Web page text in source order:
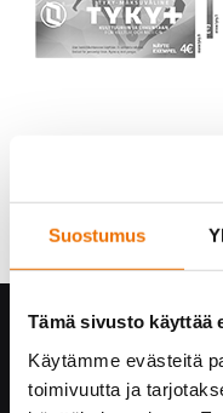
Suostumus
Tämä sivusto käyttää
Käytämme evästeitä
toimivuutta ja